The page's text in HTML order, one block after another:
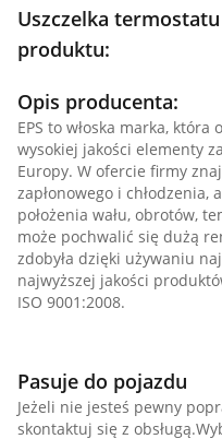
Uszczelka termostatu
produktu:
Opis producenta:
EPS to włoska marka,
wysokiej jakości elementy
Europy. W ofercie firmy
zapłonowego i chłodzenia,
położenia wału, obrotów,
może pochwalić się dużą
zdobyła dzięki używaniu
najwyższej jakości
ISO 9001:2008.
Pasuje do pojazdu
Jeżeli nie jesteś pewny
skontaktuj się z